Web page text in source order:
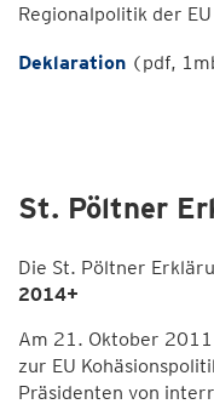
Regionalpolitik der
Deklaration (pdf,
St. Pöltner
Die St. Pöltner
2014+
Am 21. Oktober
zur EU
Präsidenten von